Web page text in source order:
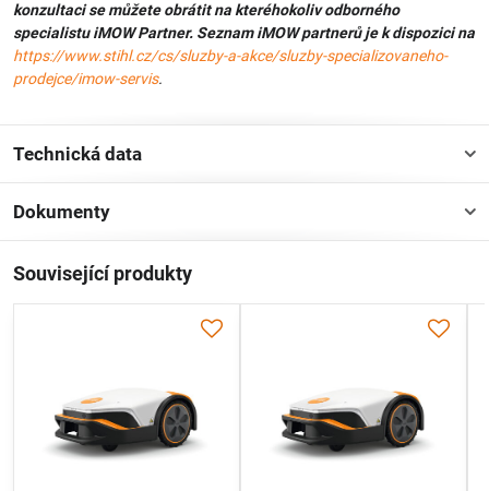
konzultaci se můžete obrátit na kteréhokoliv odborného
specialistu iMOW Partner. Seznam iMOW partnerů je k dispozici na
https://www.stihl.cz/cs/sluzby-a-akce/sluzby-specializovaneho-
prodejce/imow-servis.
Technická data
Dokumenty
Související produkty